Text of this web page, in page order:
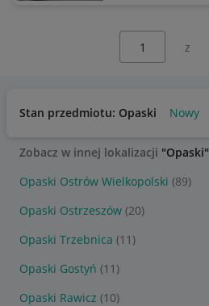
z
Stan przedmiotu: Opaski Nowy
Zobacz w innej lokalizacji "Opaski"
Opaski Ostrów Wielkopolski (89)
Opaski Ostrzeszów (20)
Opaski Trzebnica (11)
Opaski Gostyń (11)
Opaski Rawicz (10)